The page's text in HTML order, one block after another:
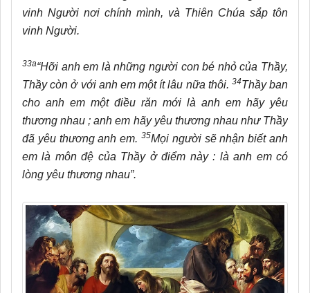
vinh Người nơi chính mình, và Thiên Chúa sắp tôn
vinh Người.
33a“Hỡi anh em là những người con bé nhỏ của Thầy,
Thầy còn ở với anh em một ít lâu nữa thôi. 34Thầy ban
cho anh em một điều răn mới là anh em hãy yêu
thương nhau ; anh em hãy yêu thương nhau như Thầy
đã yêu thương anh em. 35Mọi người sẽ nhận biết anh
em là môn đệ của Thầy ở điểm này : là anh em có
lòng yêu thương nhau”.